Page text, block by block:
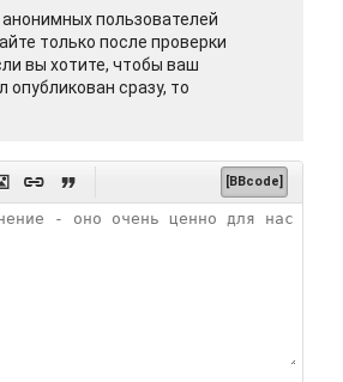
пользователей
только после проверки
вы хотите, чтобы ваш
сразу, то
  [BBcode]